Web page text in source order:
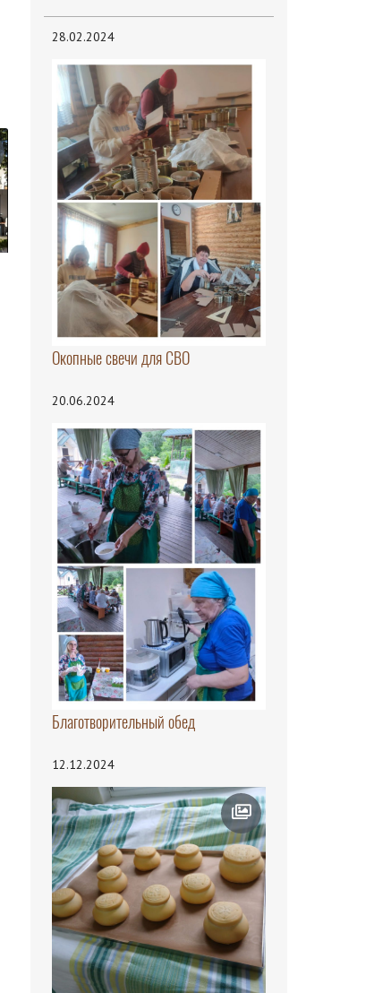
28.02.2024
Окопные свечи для СВО
20.06.2024
Благотворительный обед
12.12.2024